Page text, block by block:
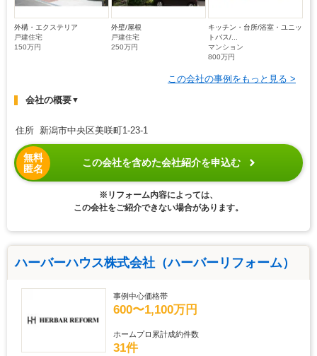
外構・エクステリア
戸建住宅
150万円
外壁/屋根
戸建住宅
250万円
キッチン・台所/浴室・ユニッ
トバス/...
マンション
800万円
この会社の事例をもっと見る >
会社の概要▼
住所 新潟市中央区美咲町1-23-1
無料
匿名
この会社を含めた会社紹介を申込む
※リフォーム内容によっては、
この会社をご紹介できない場合があります。
ハーバーハウス株式会社（ハーバーリフォーム）
事例中心価格帯
600〜1,100万円
ホームプロ累計成約件数
31件